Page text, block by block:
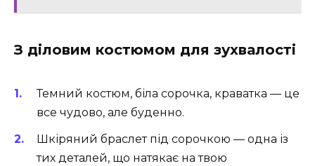
З діловим костюмом для зухвалості
Темний костюм, біла сорочка, краватка — це
все чудово, але буденно.
Шкіряний браслет під сорочкою — одна із
тих деталей, що натякає на твою